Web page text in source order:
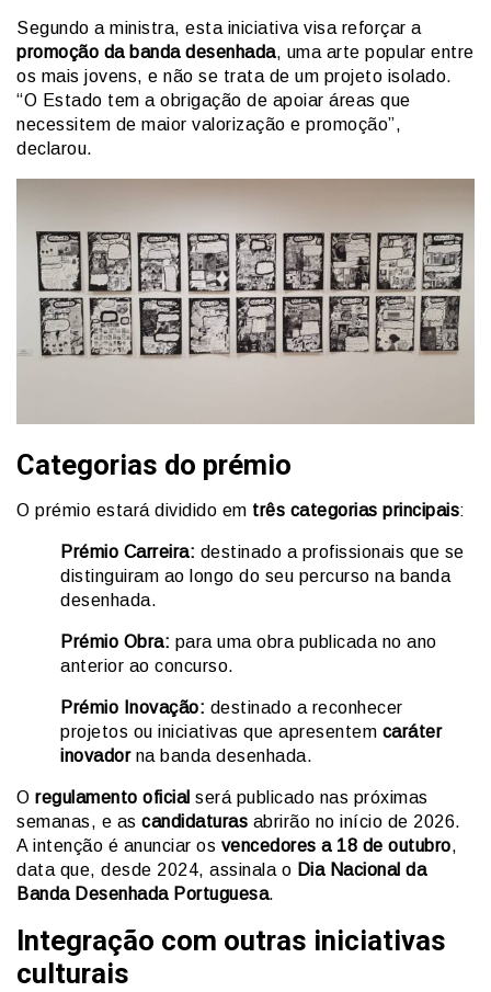
Segundo a ministra, esta iniciativa visa reforçar a
promoção da banda desenhada, uma arte popular entre
os mais jovens, e não se trata de um projeto isolado.
“O Estado tem a obrigação de apoiar áreas que
necessitem de maior valorização e promoção”,
declarou.
Categorias do prémio
O prémio estará dividido em três categorias principais:
Prémio Carreira: destinado a profissionais que se
distinguiram ao longo do seu percurso na banda
desenhada.
Prémio Obra: para uma obra publicada no ano
anterior ao concurso.
Prémio Inovação: destinado a reconhecer
projetos ou iniciativas que apresentem caráter
inovadorna banda desenhada.
O regulamento oficial será publicado nas próximas
semanas, e as candidaturas abrirão no início de 2026.
A intenção é anunciar os vencedores a 18 de outubro,
data que, desde 2024, assinala o Dia Nacional da
Banda Desenhada Portuguesa.
Integração com outras iniciativas
culturais